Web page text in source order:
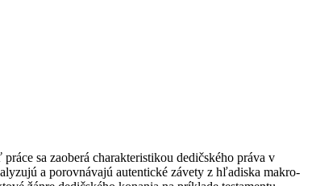
sa zaoberá charakteristikou dedičského práva v
a porovnávajú autentické závety z hľadiska makro-